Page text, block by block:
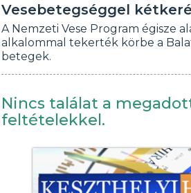
Vesebetegséggel
A Nemzeti Vese Program égisze
alkalommal tekerték körbe a
betegek.
Nincs találat a
feltételekkel.